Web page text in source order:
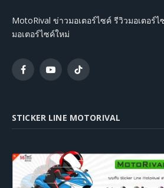
MotoRival ข่าวมอเตอร์ไซค์ รีวิวมอเตอร์
มอเตอร์ไซค์ใหม่
FacebookYouTubeTikTok
STICKER LINE MOTORIVAL